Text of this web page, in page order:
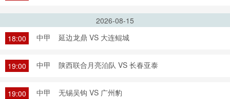
2026-08-15
18:00
中甲 延边龙鼎 VS 大连鲲城
19:00 中甲 陕西联合月亮泊队 VS 长春亚泰
19:00 中甲 无锡吴钩 VS 广州豹